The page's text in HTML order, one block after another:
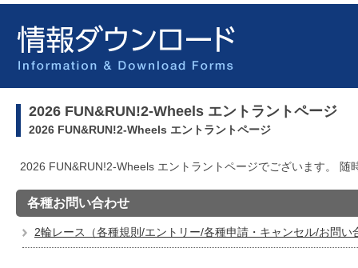
2026 FUN&RUN!2-Wheels エントラントページ
2026 FUN&RUN!2-Wheels エントラントページ
2026 FUN&RUN!2-Wheels エントラントページでございます。 随
各種お問い合わせ
2輪レース（各種規則/エントリー/各種申請・キャンセル/お問い